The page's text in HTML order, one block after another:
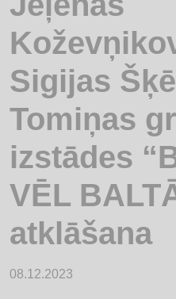
Sigijas
Tomiņas
izstādes
VĒL
atklāšana
08.12.2023